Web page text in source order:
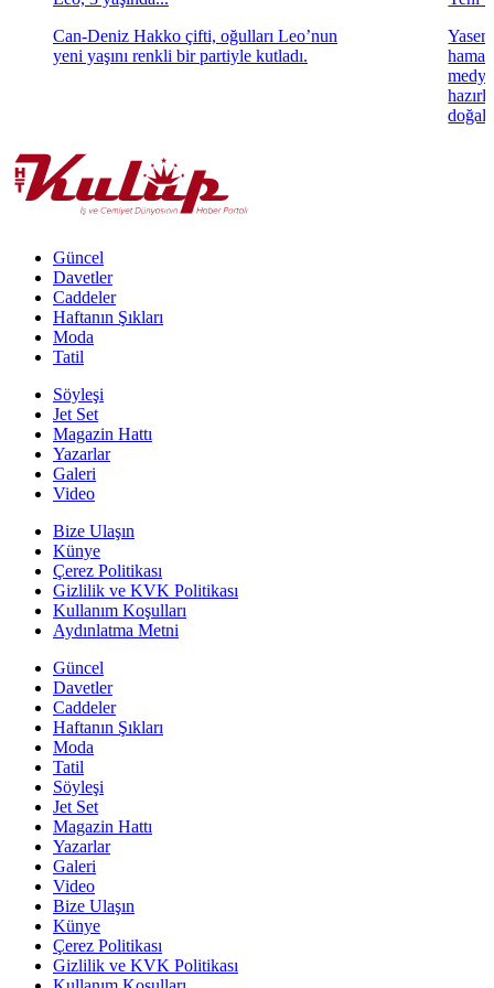
Can-Deniz Hakko çifti, oğulları Leo’nun
yeni yaşını renkli bir partiyle kutladı.
doğal
Güncel
Davetler
Caddeler
Haftanın Şıkları
Moda
Tatil
Söyleşi
Jet Set
Magazin Hattı
Yazarlar
Galeri
Video
Bize Ulaşın
Künye
Çerez Politikası
Gizlilik ve KVK Politikası
Kullanım Koşulları
Aydınlatma Metni
Güncel
Davetler
Caddeler
Haftanın Şıkları
Moda
Tatil
Söyleşi
Jet Set
Magazin Hattı
Yazarlar
Galeri
Video
Bize Ulaşın
Künye
Çerez Politikası
Gizlilik ve KVK Politikası